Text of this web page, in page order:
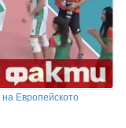
Европейското